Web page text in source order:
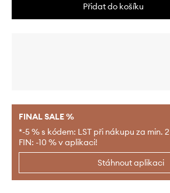
Přidat do košíku
FINAL SALE %
*-5 % s kódem: LST při nákupu za min.
FIN: -10 % v aplikaci!
Stáhnout aplikaci